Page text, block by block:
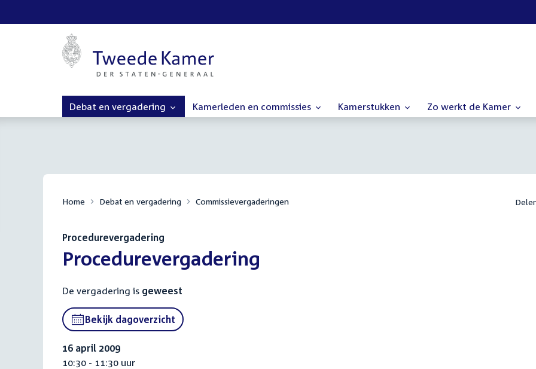
Debat en vergadering Kamerleden en commissies Kamerstukken Zo werkt de Kamer
Home Debat en vergadering Commissievergaderingen
Procedurevergadering
:Procedurevergadering
De vergadering is geweest
Bekijk dagoverzicht
16 april 2009
10:30 - 11:30 uur